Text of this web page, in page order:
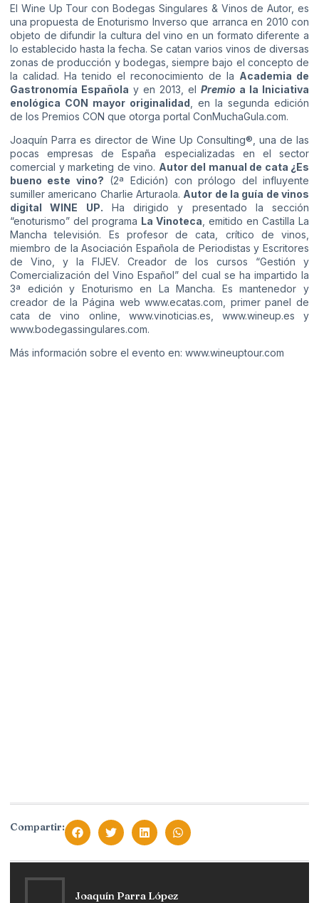
El Wine Up Tour con Bodegas Singulares & Vinos de Autor, es
una propuesta de Enoturismo Inverso que arranca en 2010 con
objeto de difundir la cultura del vino en un formato diferente a
lo establecido hasta la fecha. Se catan varios vinos de diversas
zonas de producción y bodegas, siempre bajo el concepto de
la calidad. Ha tenido el reconocimiento de la Academia de
Gastronomía Española y en 2013, el Premio a la Iniciativa
enológica CON mayor originalidad , en la segunda edición
de los Premios CON que otorga portal ConMuchaGula.com.
Joaquín Parra es director de Wine Up Consulting®, una de las
pocas empresas de España especializadas en el sector
comercial y marketing de vino. Autor del manual de cata ¿Es
bueno este vino? (2ª Edición) con prólogo del influyente
sumiller americano Charlie Arturaola. Autor de la guía de vinos
digital WINE UP. Ha dirigido y presentado la sección
“enoturismo” del programa La Vinoteca , emitido en Castilla La
Mancha televisión. Es profesor de cata, crítico de vinos,
miembro de la Asociación Española de Periodistas y Escritores
de Vino, y la FIJEV. Creador de los cursos “Gestión y
Comercialización del Vino Español” del cual se ha impartido la
3ª edición y Enoturismo en La Mancha. Es mantenedor y
creador de la Página web www.ecatas.com, primer panel de
cata de vino online, www.vinoticias.es, www.wineup.es y
www.bodegassingulares.com.
Más información sobre el evento en: www.wineuptour.com
Compartir:
Joaquín Parra López